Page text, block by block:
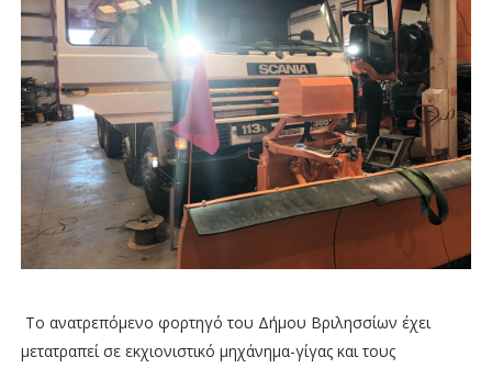
Το ανατρεπόμενο φορτηγό του Δήμου Βριλησσίων έχει
μετατραπεί σε εκχιονιστικό μηχάνημα-γίγας και τους